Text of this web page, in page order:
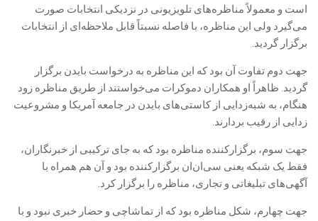
است و معمولاً مناظره‌های تلویزیونی در نزدیکی انتخابات صورت
می‌گیرد ولی این مناظره، با فاصله نسبتاً قابل ملاحظه‌ای از انتخابات
برگزار گردید.
جهت دوم تفاوت آن بود که این مناظره به درخواست بایدن برگزار
گردید. ظاهراً او همکاران دموکرات می‌خواستند از طریق مناظره زود
هنگام، به شبه‌زدایی از کاستی‌های بایدن در جامعه آمریکا و مشروعیت
زدایی از رقیب بردارند.
جهت سوم، برگزارکننده مناظره بود که به جای ترکیبی از خبرنگاران،
فقط یک شبکه یعنی سی‌ان‌ان برگزارکننده بود و آن هم همراه با
آگهی‌های تبلیغاتی و تجاری، مناظره را برگزار کرد.
جهت چهارم، شکل مناظره بود که از تماشاچی و حضار خبری نبود و با